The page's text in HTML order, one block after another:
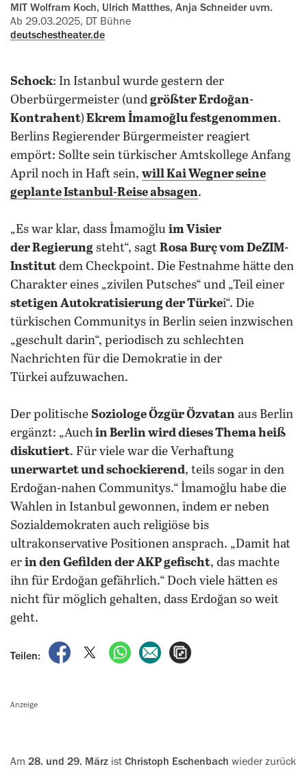
MIT Wolfram Koch, Ulrich Matthes, Anja Schneider uvm.
Ab 29.03.2025, DT Bühne
deutschestheater.de
Schock: In Istanbul wurde gestern der
Oberbürgermeister (und größter Erdoğan-
Kontrahent)Ekrem İmamoğlu festgenommen.
Berlins Regierender Bürgermeister reagiert
empört: Sollte sein türkischer Amtskollege Anfang
April noch in Haft sein, willKai Wegnerseine
geplanteIstanbul-Reise absagen.
„Es war klar, dass İmamoğlu im Visier
der Regierung steht“, sagt Rosa Burç vom DeZIM-
Institut dem Checkpoint. Die Festnahme hätte den
Charakter eines „zivilen Putsches“ und „Teil einer
stetigen Autokratisierung der Türkei“. Die
türkischen Communitys in Berlin seien inzwischen
„geschult darin“, periodisch zu schlechten
Nachrichten für die Demokratie in der
Türkei aufzuwachen.
Der politische Soziologe Özgür Özvatan aus Berlin
ergänzt: „Auchin Berlin wird dieses Thema heiß
diskutiert. Für viele war die Verhaftung
unerwartet und schockierend, teils sogar in den
Erdoğan-nahen Communitys.“ İmamoğlu habe die
Wahlen in Istanbul gewonnen, indem er neben
Sozialdemokraten auch religiöse bis
ultrakonservative Positionen ansprach. „Damit hat
er in den Gefilden der AKP gefischt, das machte
ihn für Erdoğan gefährlich.“ Doch viele hätten es
nicht für möglich gehalten, dass Erdoğan so weit
geht.
Teilen:
auf Facebook teilen
auf X teilenper WhatsApp teilen
per E-Mail teilen
Anzeige
Am 28. und 29. März ist Christoph Eschenbach wieder zurück